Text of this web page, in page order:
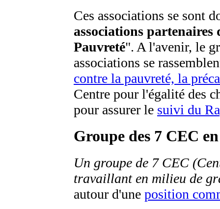
Ces associations se sont
associations
Pauvreté". A l'avenir, le
associations se
contre la pauvreté, la
Centre pour l'égalité des
pour assurer le suivi du
Groupe des 7 CEC
Un groupe de 7 CEC
travaillant en milieu de
autour d'une position